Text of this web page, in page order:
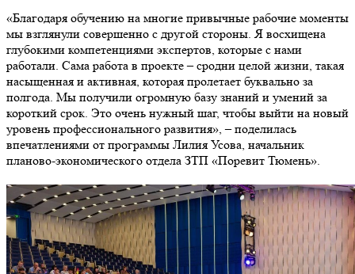
«Благодаря обучению на многие привычные рабочие моменты
мы взглянули совершенно с другой стороны. Я восхищена
глубокими компетенциями экспертов, которые с нами
работали. Сама работа в проекте – сродни целой жизни, такая
насыщенная и активная, которая пролетает буквально за
полгода. Мы получили огромную базу знаний и умений за
короткий срок. Это очень нужный шаг, чтобы выйти на новый
уровень профессионального развития», – поделилась
впечатлениями от программы Лилия Усова, начальник
планово-экономического отдела ЗТП «Поревит Тюмень».